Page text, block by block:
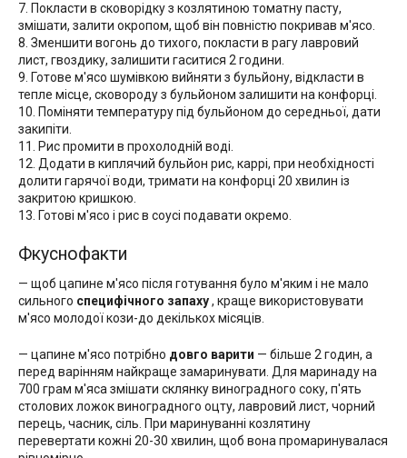
7. Покласти в сковорідку з козлятиною томатну пасту,
змішати, залити окропом, щоб він повністю покривав м'ясо.
8. Зменшити вогонь до тихого, покласти в рагу лавровий
лист, гвоздику, залишити гаситися 2 години.
9. Готове м'ясо шумівкою вийняти з бульйону, відкласти в
тепле місце, сковороду з бульйоном залишити на конфорці.
10. Поміняти температуру під бульйоном до середньої, дати
закипіти.
11. Рис промити в прохолодній воді.
12. Додати в киплячий бульйон рис, каррі, при необхідності
долити гарячої води, тримати на конфорці 20 хвилин із
закритою кришкою.
13. Готові м'ясо і рис в соусі подавати окремо.
Фкуснофакти
— щоб цапине м'ясо після готування було м'яким і не мало
сильного специфічного запаху, краще використовувати
м'ясо молодої кози-до декількох місяців.
— цапине м'ясо потрібно довго варити — більше 2 годин, а
перед варінням найкраще замаринувати. Для маринаду на
700 грам м'яса змішати склянку виноградного соку, п'ять
столових ложок виноградного оцту, лавровий лист, чорний
перець, часник, сіль. При маринуванні козлятину
перевертати кожні 20-30 хвилин, щоб вона промаринувалася